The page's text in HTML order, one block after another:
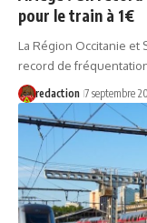
pour le train à 1€
La Région Occitanie et
record de
redaction 7 septembre